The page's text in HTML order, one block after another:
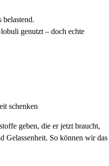
belastend.
genutzt – doch echte
schenken
geben, die er jetzt braucht,
Gelassenheit. So können wir das